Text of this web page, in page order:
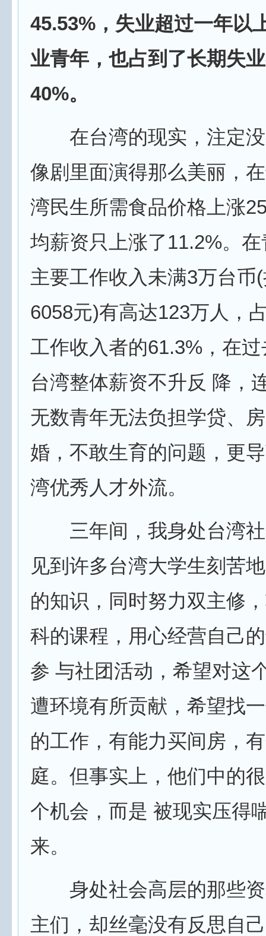
45.53%，失业超过一年以
业青年，也占到了长期失
40%。
在台湾的现实，注定没
像剧里面演得那么美丽，
湾民生所需食品价格上涨
均薪资只上涨了11.2%。
主要工作收入未满3万台币
6058元)有高达123万人，
工作收入者的61.3%，在
台湾整体薪资不升反 降，
无数青年无法负担学贷、
婚，不敢生育的问题，更
湾优秀人才外流。
三年间，我身处台湾社
见到许多台湾大学生刻苦
的知识，同时努力双主修
科的课程，用心经营自己
参 与社团活动，希望对这
遭环境有所贡献，希望找
的工作，有能力买间房，
庭。但事实上，他们中的
个机会，而是 被现实压得
来。
身处社会高层的那些资
主们，却丝毫没有反思自